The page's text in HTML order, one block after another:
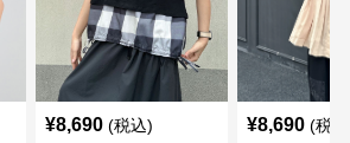
¥8,690 (税込) ¥8,690 (税